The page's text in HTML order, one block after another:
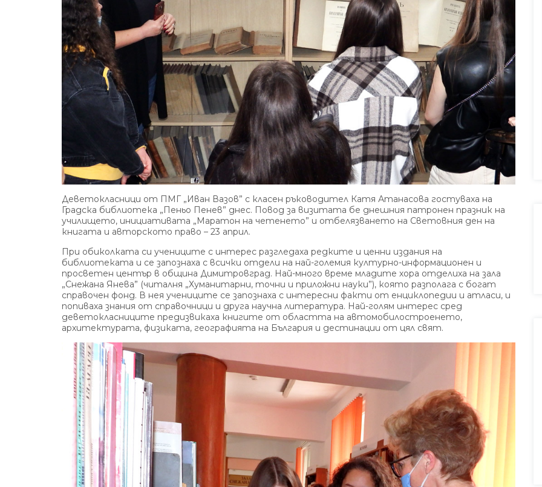
Деветокласници от ПМГ „Иван Вазов” с класен ръководител Катя Атанасова гостуваха на
Градска библиотека „Пеньо Пенев” днес. Повод за визитата бе днешния патронен празник на
училището, инициативата „Маратон на четенето” и отбелязването на Световния ден на
книгата и авторското право – 23 април.
При обиколката си учениците с интерес разгледаха редките и ценни издания на
библиотеката и се запознаха с всички отдели на най-големия културно-информационен и
просветен център в община Димитровград. Най-много време младите хора отделиха на зала
„Снежана Янева” (читалня „Хуманитарни, точни и приложни науки”), която разполага с богат
справочен фонд. В нея учениците се запознаха с интересни факти от енциклопедии и атласи, и
попиваха знания от справочници и друга научна литература. Най-голям интерес сред
деветокласниците предизвикаха книгите от областта на автомобилостроенето,
архитектурата, физиката, географията на България и дестинации от цял свят.
„БиблиотЕКО лято“ вече започна!
юли 7, 2026 10Прегледа Прегледа
юни 22, 2026 10Прегледа